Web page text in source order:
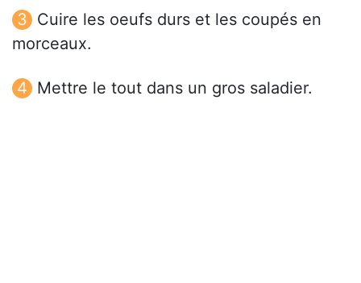
Cuire les oeufs durs et les coupés en
morceaux.
Mettre le tout dans un gros saladier.